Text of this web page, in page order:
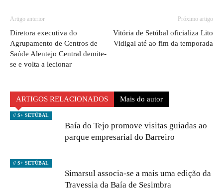
Artigo anterior
Diretora executiva do
Agrupamento de Centros de
Saúde Alentejo Central demite-
se e volta a lecionar
Próximo artigo
Vitória de Setúbal oficializa Lito
Vidigal até ao fim da temporada
ARTIGOS RELACIONADOS Mais do autor
// S+ SETÚBAL
Baía do Tejo promove visitas guiadas ao
parque empresarial do Barreiro
// S+ SETÚBAL
Simarsul associa-se a mais uma edição da
Travessia da Baía de Sesimbra